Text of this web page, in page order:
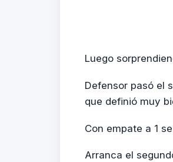
Luego
Defensor pasó el
que definió muy
Con empate a 1
Arranca el